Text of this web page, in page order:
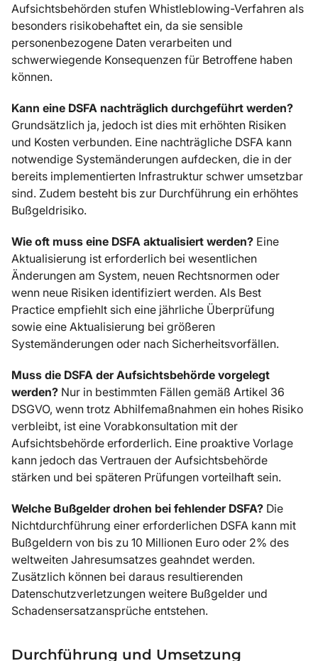
Aufsichtsbehörden stufen Whistleblowing-Verfahren als
besonders risikobehaftet ein, da sie sensible
personenbezogene Daten verarbeiten und
schwerwiegende Konsequenzen für Betroffene haben
können.
Kann eine DSFA nachträglich durchgeführt werden?
Grundsätzlich ja, jedoch ist dies mit erhöhten Risiken
und Kosten verbunden. Eine nachträgliche DSFA kann
notwendige Systemänderungen aufdecken, die in der
bereits implementierten Infrastruktur schwer umsetzbar
sind. Zudem besteht bis zur Durchführung ein erhöhtes
Bußgeldrisiko.
Wie oft muss eine DSFA aktualisiert werden? Eine
Aktualisierung ist erforderlich bei wesentlichen
Änderungen am System, neuen Rechtsnormen oder
wenn neue Risiken identifiziert werden. Als Best
Practice empfiehlt sich eine jährliche Überprüfung
sowie eine Aktualisierung bei größeren
Systemänderungen oder nach Sicherheitsvorfällen.
Muss die DSFA der Aufsichtsbehörde vorgelegt
werden? Nur in bestimmten Fällen gemäß Artikel 36
DSGVO, wenn trotz Abhilfemaßnahmen ein hohes Risiko
verbleibt, ist eine Vorabkonsultation mit der
Aufsichtsbehörde erforderlich. Eine proaktive Vorlage
kann jedoch das Vertrauen der Aufsichtsbehörde
stärken und bei späteren Prüfungen vorteilhaft sein.
Welche Bußgelder drohen bei fehlender DSFA? Die
Nichtdurchführung einer erforderlichen DSFA kann mit
Bußgeldern von bis zu 10 Millionen Euro oder 2% des
weltweiten Jahresumsatzes geahndet werden.
Zusätzlich können bei daraus resultierenden
Datenschutzverletzungen weitere Bußgelder und
Schadensersatzansprüche entstehen.
Durchführung und Umsetzung